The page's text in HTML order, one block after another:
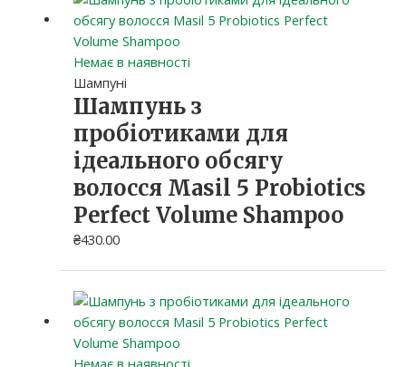
Немає в наявності
Шампуні
Шампунь з
пробіотиками для
ідеального обсягу
волосся Masil 5 Probiotics
Perfect Volume Shampoo
₴430.00
Немає в наявності